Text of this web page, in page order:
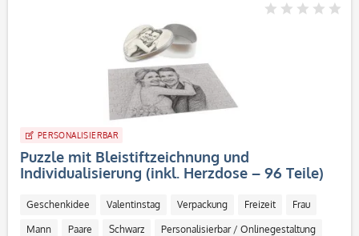
PERSONALISIERBAR
Puzzle mit Bleistiftzeichnung und
Individualisierung (inkl. Herzdose – 96 Teile)
Geschenkidee Valentinstag Verpackung Freizeit Frau
Mann Paare Schwarz Personalisierbar / Onlinegestaltung